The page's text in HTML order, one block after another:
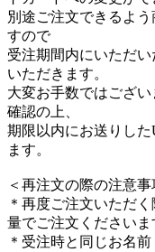
別途ご注文できるよ
すので
受注期間内にいただ
いただきます。
大変お手数ではござ
確認の上、
期限以内にお送りし
ます。
＜再注文の際の注意事
＊再度ご注文いただ
量でご注文くださいま
＊受注時と同じお名